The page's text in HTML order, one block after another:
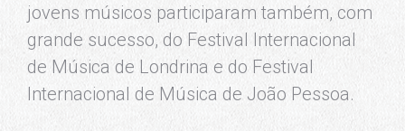
jovens músicos participaram também, com
grande sucesso, do Festival Internacional
de Música de Londrina e do Festival
Internacional de Música de João Pessoa.